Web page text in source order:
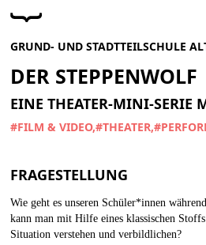
GRUND- UND STADTTEILSCHULE
DER STEPPENWOLF
EINE THEATER-MINI-SERIE
#FILM & VIDEO #THEATER
FRAGESTELLUNG
Wie geht es unseren Schüler*innen
kann man mit Hilfe eines klassischen
Situation verstehen und verbildlichen?